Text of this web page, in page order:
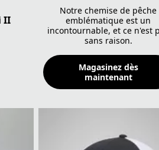
II
Notre chemise de pêche
emblématique est un
incontournable, et ce n'est
sans raison.
Magasinez dès
maintenant